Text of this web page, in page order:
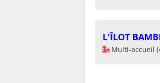
L'ÎLOT
Multi-accueil